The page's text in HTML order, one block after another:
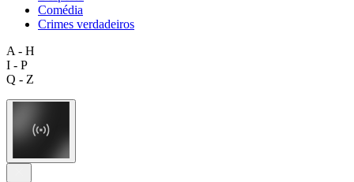
Comédia
Crimes verdadeiros
A - H
I - P
Q - Z